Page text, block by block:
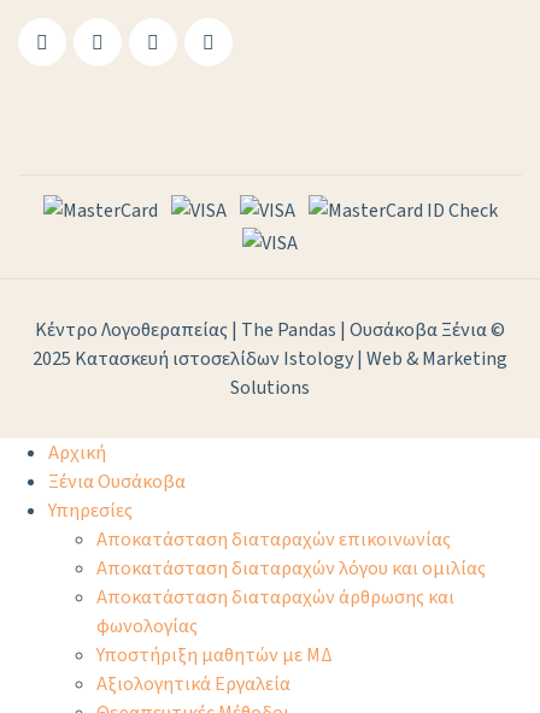
Κέντρο Λογοθεραπείας | The Pandas | Ουσάκοβα Ξένια ©
2025 Κατασκευή ιστοσελίδων Istology | Web & Marketing
Solutions
Αρχική
Ξένια Ουσάκοβα
Υπηρεσίες
Αποκατάσταση διαταραχών επικοινωνίας
Αποκατάσταση διαταραχών λόγου και ομιλίας
Αποκατάσταση διαταραχών άρθρωσης και
φωνολογίας
Υποστήριξη μαθητών με ΜΔ
Αξιολογητικά Εργαλεία